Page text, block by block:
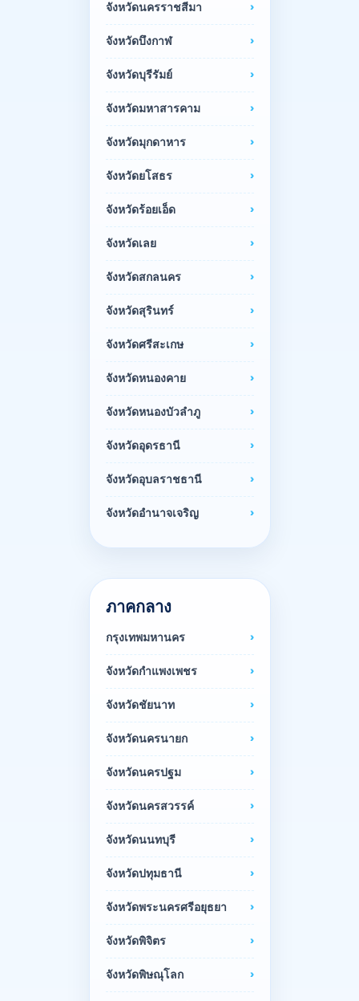
จังหวัดนครราชสีมา
จังหวัดบึงกาฬ
จังหวัดบุรีรัมย์
จังหวัดมหาสารคาม
จังหวัดมุกดาหาร
จังหวัดยโสธร
จังหวัดร้อยเอ็ด
จังหวัดเลย
จังหวัดสกลนคร
จังหวัดสุรินทร์
จังหวัดศรีสะเกษ
จังหวัดหนองคาย
จังหวัดหนองบัวลำภู
จังหวัดอุดรธานี
จังหวัดอุบลราชธานี
จังหวัดอำนาจเจริญ
ภาคกลาง
กรุงเทพมหานคร
จังหวัดกำแพงเพชร
จังหวัดชัยนาท
จังหวัดนครนายก
จังหวัดนครปฐม
จังหวัดนครสวรรค์
จังหวัดนนทบุรี
จังหวัดปทุมธานี
จังหวัดพระนครศรีอยุธยา
จังหวัดพิจิตร
จังหวัดพิษณุโลก